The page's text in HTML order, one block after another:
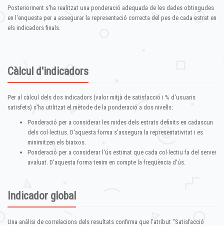
Posteriorment s'ha realitzat una ponderació adequada de les dades obtingudes
en l'enquesta per a assegurar la representació correcta del pes de cada estrat en
els indicadors finals.
Càlcul d'indicadors
Per al càlcul dels dos indicadors (valor mitjà de satisfacció i % d'usuaris
satisfets) s'ha utilitzat el mètode de la ponderació a dos nivells:
Ponderació per a considerar les mides dels estrats definits en cadascun
dels col·lectius. D'aquesta forma s'assegura la representativitat i es
minimitzen els biaixos.
Ponderació per a considerar l'ús estimat que cada col·lectiu fa del servei
avaluat. D'aquesta forma tenim en compte la freqüència d'ús.
Indicador global
Una anàlisi de correlacions dels resultats confirma que l'atribut "Satisfacció